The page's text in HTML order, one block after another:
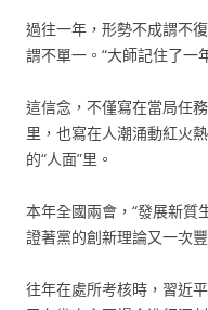
過往一年，形勢不成謂不
謂不單一。“大師記住了一
這信念，不僅寫在當局任
里，也寫在人潮涌動紅火
的“人面”里。
本年全國兩會，“發展新質
證著黨的創新理論又一次
往年在處所考核時，習近